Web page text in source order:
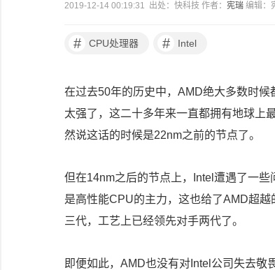
2019-12-14 00:19:31 出处：快科技 作者： 宪瑞 编辑：
# CPU处理器 # Intel
在过去50年的历史中， AMD绝大多数时候
太强了，这二十多年来一直都拥有地球上
然说这话的时候是22nm之前的节点了。
但在14nm之后的节点上， Intel 遭遇了一些
是高性能CPU的主力，这也给了AMD超越
三代，工艺上已经领先对手两代了。
即便如此， AMD也没有对 Intel 公司失去敬